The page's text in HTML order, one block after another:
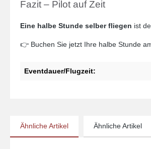
Fazit – Pilot auf Zeit
Eine halbe Stunde selber fliegen ist
👉 Buchen Sie jetzt Ihre halbe Stunde
Eventdauer/Flugzeit:
Ähnliche Artikel Ähnliche Artikel